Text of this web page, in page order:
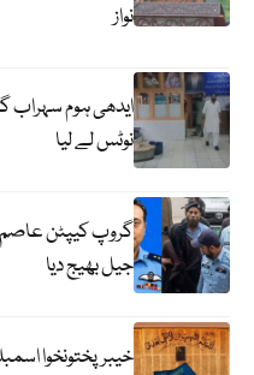
نواز
ایدھی ہوم سہراب
نوٹس لے لیا
گروپ کیپٹن
جیل بھیج دیا
خیبرپختونخوا